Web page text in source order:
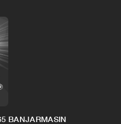
BANJARMASIN